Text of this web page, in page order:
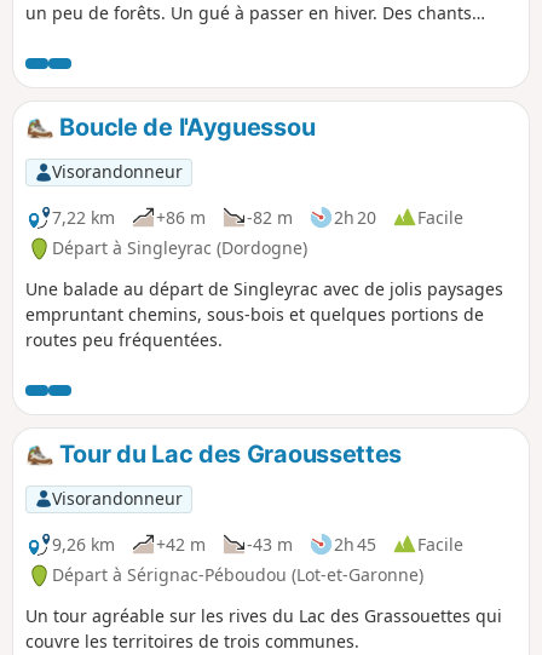
un peu de forêts. Un gué à passer en hiver. Des chants
petites routes, sans voitures ou presque. Et puis les
vestiges du Moulin de Pincanelle après le Bois de Bayard.
Boucle de l'Ayguessou
Visorandonneur
7,22 km
+86 m -82 m 2h 20
Facile
Départ à Singleyrac (Dordogne)
Une balade au départ de Singleyrac avec de jolis paysages
empruntant chemins, sous-bois et quelques portions de
routes peu fréquentées.
Tour du Lac des Graoussettes
Visorandonneur
9,26 km
+42 m -43 m 2h 45
Facile
Départ à Sérignac-Péboudou (Lot-et-Garonne)
Un tour agréable sur les rives du Lac des Grassouettes qui
couvre les territoires de trois communes.